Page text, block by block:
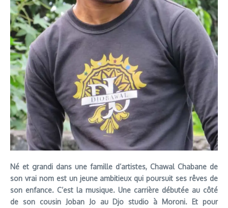
Né et grandi dans une famille d’artistes, Chawal Chabane de
son vrai nom est un jeune ambitieux qui poursuit ses rêves de
son enfance. C’est la musique. Une carrière débutée au côté
de son cousin Joban Jo au Djo studio à Moroni. Et pour